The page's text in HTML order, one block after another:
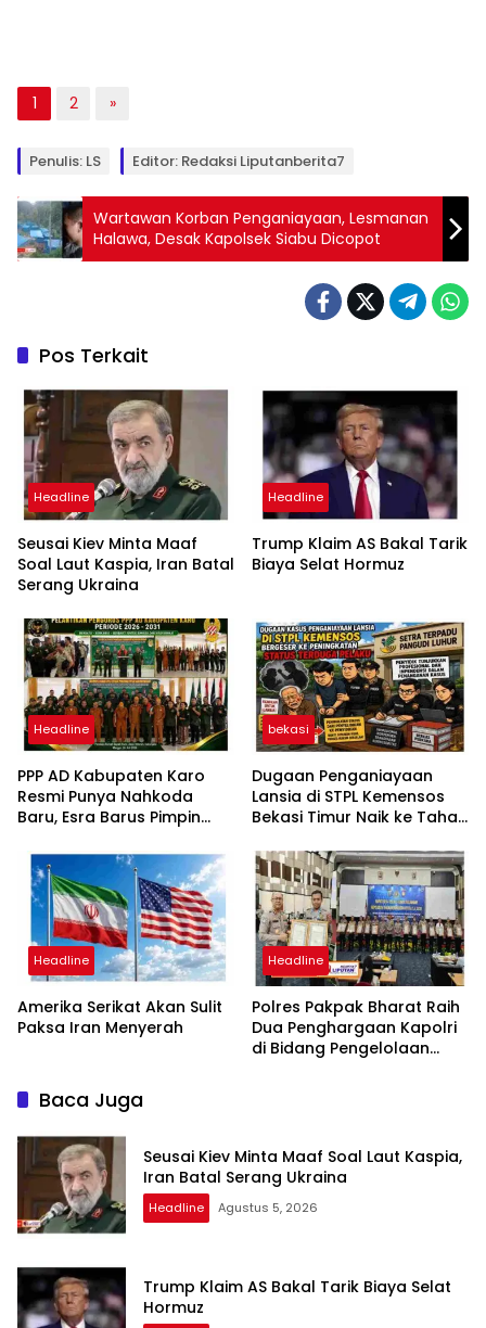
1 2 »
Penulis: LS Editor: Redaksi Liputanberita7
Wartawan Korban Penganiayaan, Lesmanan
Halawa, Desak Kapolsek Siabu Dicopot
Pos Terkait
Headline
Seusai Kiev Minta Maaf
Soal Laut Kaspia, Iran Batal
Serang Ukraina
Headline
Trump Klaim AS Bakal Tarik
Biaya Selat Hormuz
Headline
PPP AD Kabupaten Karo
Resmi Punya Nahkoda
Baru, Esra Barus Pimpin
bekasi
Dugaan Penganiayaan
Lansia di STPL Kemensos
Bekasi Timur Naik ke Tahap
Minta Proses Transparan
dan Bebas Intervensi
Headline
Amerika Serikat Akan Sulit
Paksa Iran Menyerah
Headline
Polres Pakpak Bharat Raih
Dua Penghargaan Kapolri
di Bidang Pengelolaan
Baca Juga
Seusai Kiev Minta Maaf Soal Laut Kaspia,
Iran Batal Serang Ukraina
Headline Agustus 5, 2026
Trump Klaim AS Bakal Tarik Biaya Selat
Hormuz